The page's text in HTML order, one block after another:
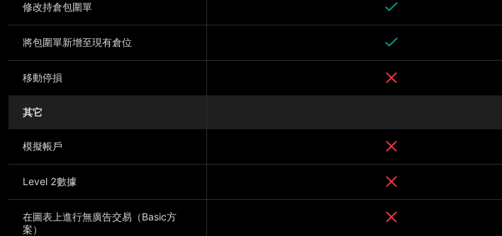
修改持倉包圍單
將包圍單新增至現有倉位
移動停損
其它
模擬帳戶
Level 2數據
在圖表上進行無廣告交易（Basic方
案）